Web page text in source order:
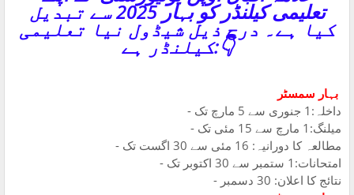
تعلیمی کیلنڈر کو بہار 2025 سے تبدیل
کیا ہے۔ درج ذیل شیڈول نیا تعلیمی
کیلنڈر ہے:👇
- داخلہ:1 جنوری سے 5 مارچ تک
- میلنگ:1 مارچ سے 15 مئی تک
- مطالعہ کا دورانیہ: 16 مئی سے 30 اگست تک
- امتحانات:1 ستمبر سے 30 اکتوبر تک
- نتائج کا اعلان: 30 دسمبر